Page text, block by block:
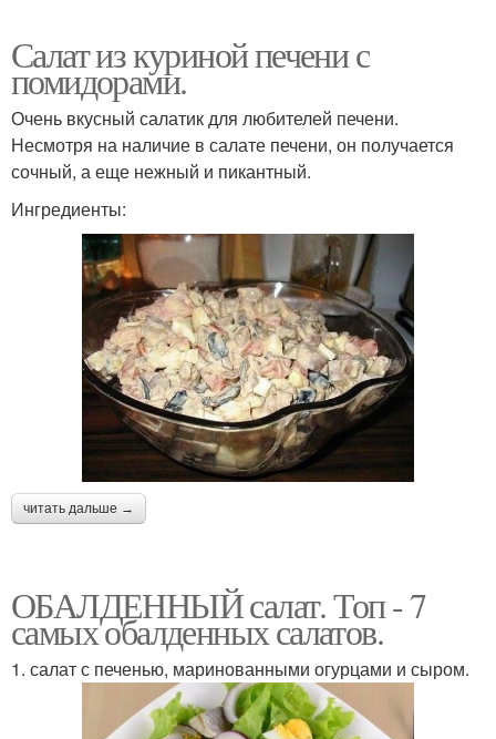
Салат из куриной печени с
помидорами.
Очень вкусный салатик для любителей печени.
Несмотря на наличие в салате печени, он получается
сочный, а еще нежный и пикантный.
Ингредиенты:
читать дальше →
ОБАЛДЕННЫЙ салат. Топ - 7
самых обалденных салатов.
1. салат с печенью, маринованными огурцами и сыром.